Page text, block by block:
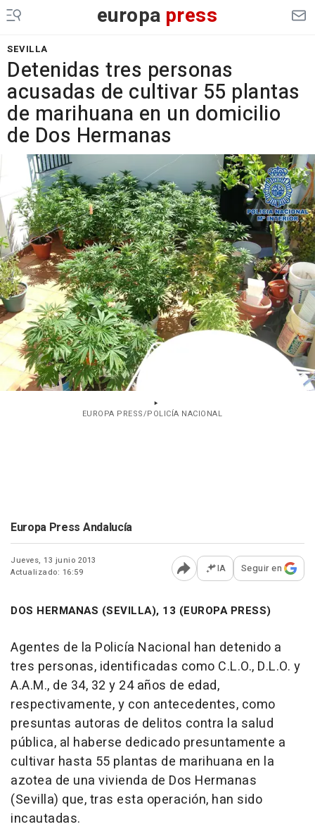
europa press
SEVILLA
Detenidas tres personas
acusadas de cultivar 55 plantas
de marihuana en un domicilio
de Dos Hermanas
EUROPA PRESS/POLICÍA NACIONAL
Europa Press Andalucía
Jueves, 13 junio 2013
Actualizado: 16:59
Abrir opciones para
IA Seguir en
DOS HERMANAS (SEVILLA), 13 (EUROPA PRESS)
Agentes de la Policía Nacional han detenido a
tres personas, identificadas como C.L.O., D.L.O. y
A.A.M., de 34, 32 y 24 años de edad,
respectivamente, y con antecedentes, como
presuntas autoras de delitos contra la salud
pública, al haberse dedicado presuntamente a
cultivar hasta 55 plantas de marihuana en la
azotea de una vivienda de Dos Hermanas
(Sevilla) que, tras esta operación, han sido
incautadas.